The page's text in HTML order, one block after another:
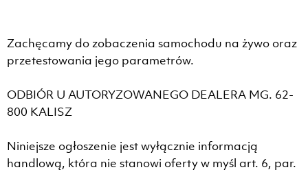
Zachęcamy do zobaczenia samochodu na żywo oraz
przetestowania jego parametrów.
ODBIÓR U AUTORYZOWANEGO DEALERA MG. 62-
800 KALISZ
Niniejsze ogłoszenie jest wyłącznie informacją
handlową, która nie stanowi oferty w myśl art. 6, par.